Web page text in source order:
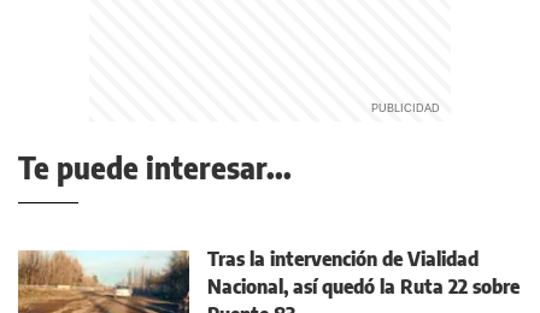
Te puede interesar...
Tras la intervención de Vialidad
Nacional, así quedó la Ruta 22 sobre